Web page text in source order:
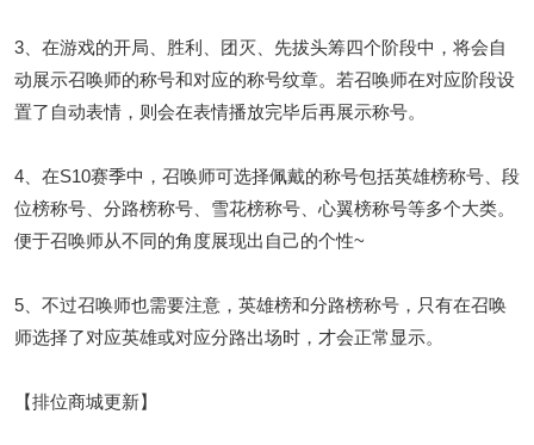
3、在游戏的开局、胜利、团灭、先拔头筹四个阶段中，将会自
动展示召唤师的称号和对应的称号纹章。若召唤师在对应阶段设
置了自动表情，则会在表情播放完毕后再展示称号。
4、在S10赛季中，召唤师可选择佩戴的称号包括英雄榜称号、段
位榜称号、分路榜称号、雪花榜称号、心翼榜称号等多个大类。
便于召唤师从不同的角度展现出自己的个性~
5、不过召唤师也需要注意，英雄榜和分路榜称号，只有在召唤
师选择了对应英雄或对应分路出场时，才会正常显示。
【排位商城更新】